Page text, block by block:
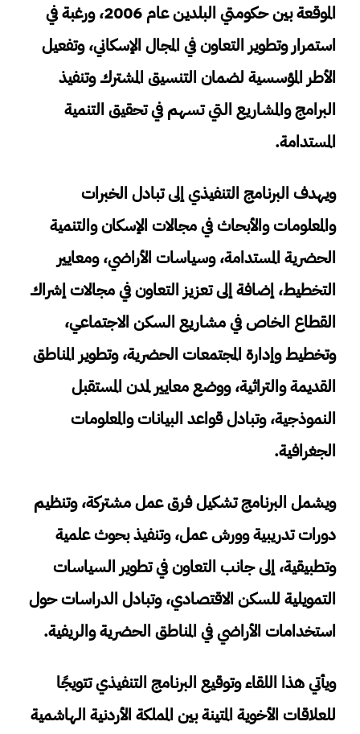
الموقعة بين حكومتي البلدين عام 2006، ورغبة في
استمرار وتطوير التعاون في المجال الإسكاني، وتفعيل
الأطر المؤسسية لضمان التنسيق المشترك وتنفيذ
البرامج والمشاريع التي تسهم في تحقيق التنمية
المستدامة.
ويهدف البرنامج التنفيذي إلى تبادل الخبرات
والمعلومات والأبحاث في مجالات الإسكان والتنمية
الحضرية المستدامة، وسياسات الأراضي، ومعايير
التخطيط، إضافة إلى تعزيز التعاون في مجالات إشراك
القطاع الخاص في مشاريع السكن الاجتماعي،
وتخطيط وإدارة المجتمعات الحضرية، وتطوير المناطق
القديمة والتراثية، ووضع معايير لمدن المستقبل
النموذجية، وتبادل قواعد البيانات والمعلومات
الجغرافية.
ويشمل البرنامج تشكيل فرق عمل مشتركة، وتنظيم
دورات تدريبية وورش عمل، وتنفيذ بحوث علمية
وتطبيقية، إلى جانب التعاون في تطوير السياسات
التمويلية للسكن الاقتصادي، وتبادل الدراسات حول
استخدامات الأراضي في المناطق الحضرية والريفية.
ويأتي هذا اللقاء وتوقيع البرنامج التنفيذي تتويجًا
للعلاقات الأخوية المتينة بين المملكة الأردنية الهاشمية